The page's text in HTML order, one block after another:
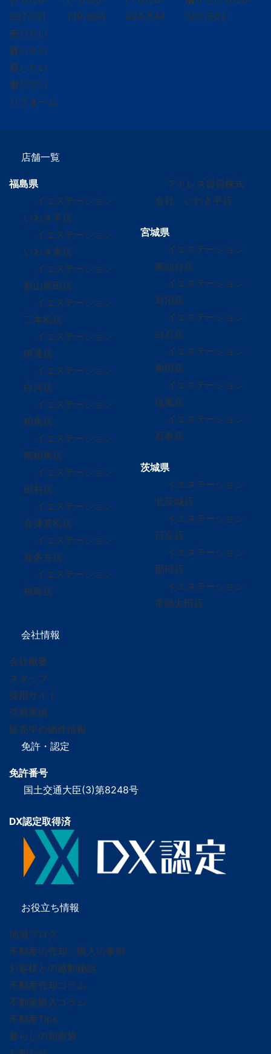
297-011
139-664
424-544
302-563
売りたい
買いたい
貸したい
借りたい
リフォーム
店舗一覧
福島県
イエステーション
いわき平店
イエステーション
いわき泉店
イエステーション
郡山富田店
イエステーション
二本松店
イエステーション
伊達店
イエステーション
白河店
イエステーション
相馬店
イエステーション
南相馬店
イエステーション
田村店
イエステーション
会津若松店
イエステーション
喜多方店
イエステーション
福島店
アドレス賃貸株式
会社 いわき平店
宮城県
イエステーション
南仙台店
イエステーション
岩沼店
イエステーション
白石店
イエステーション
角田店
イエステーション
塩竈店
イエステーション
石巻店
茨城県
イエステーション
北茨城店
イエステーション
日立店
イエステーション
那珂店
イエステーション
常陸太田店
会社情報
会社概要
スタッフ
採用サイト
売買実績
販売中の物件情報
免許・認定
免許番号
国土交通大臣(3)第8248号
DX認定取得済
お役立ち情報
地域ブログ
不動産の売却／購入の事例
お客様との感動秘話
不動産売却コラム
不動産購入コラム
不動産Tips
暮らしの知恵袋